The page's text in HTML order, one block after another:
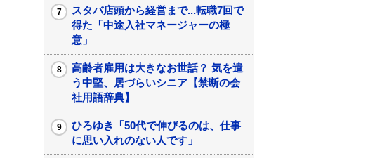
スタバ店頭から経営まで...転職7回で
得た「中途入社マネージャーの極
意」
高齢者雇用は大きなお世話？ 気を遣
う中堅、居づらいシニア【禁断の会
社用語辞典】
ひろゆき「50代で伸びるのは、仕事
に思い入れのない人です」